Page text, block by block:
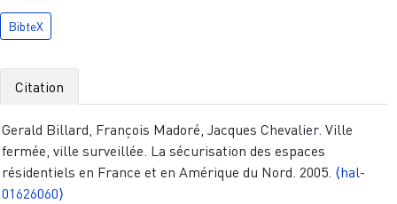
BibteX
Citation
Gerald Billard, François Madoré, Jacques Chevalier. Ville
fermée, ville surveillée. La sécurisation des espaces
résidentiels en France et en Amérique du Nord. 2005. ⟨hal-
01626060⟩